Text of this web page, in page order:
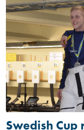
Swedish Cup